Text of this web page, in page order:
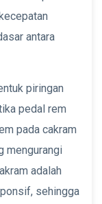
antara
piringan
pedal rem
pada cakram
mengurangi
adalah
sehingga